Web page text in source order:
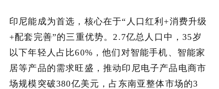
印尼能成为首选，核心在于“人口红利+消费升级
+配套完善”的三重优势。2.7亿总人口中，35岁
以下年轻人占比60%，他们对智能手机、智能家
居等产品的需求旺盛，推动印尼电子产品电商市
场规模突破380亿美元，占东南亚整体市场的3